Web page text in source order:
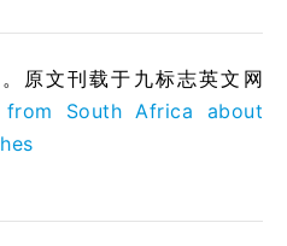
原文刊载于九标志英文网
from South Africa about